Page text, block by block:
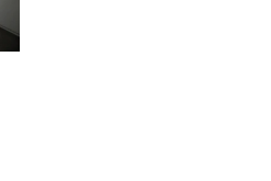
all’interno di un più
indipendente australiana